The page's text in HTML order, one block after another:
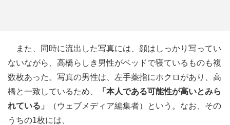
また、同時に流出した写真には、顔はしっかり写ってい
ないながら、高橋らしき男性がベッドで寝ているものも複
数枚あった。写真の男性は、左手薬指にホクロがあり、高
橋と一致しているため、
「本人である可能性が高いとみら
れている」
（ウェブメディア編集者）という。なお、その
うちの1枚には、